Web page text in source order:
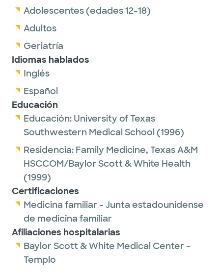
Adolescentes (edades 12-18)
Adultos
Geriatría
Idiomas hablados
Inglés
Español
Educación
Educación: University of Texas
Southwestern Medical School (1996)
Residencia: Family Medicine, Texas A&M
HSCCOM/Baylor Scott & White Health
(1999)
Certificaciones
Medicina familiar - Junta estadounidense
de medicina familiar
Afiliaciones hospitalarias
Baylor Scott & White Medical Center -
Templo